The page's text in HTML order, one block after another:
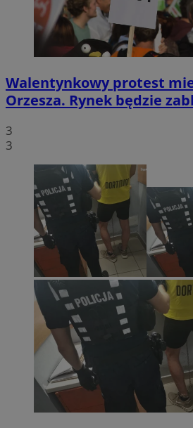
Walentynkowy protest
Orzesza. Rynek będzie
3
3